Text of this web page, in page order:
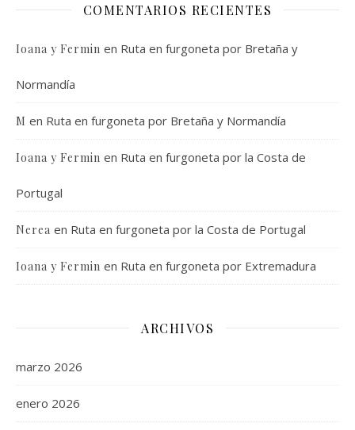
COMENTARIOS RECIENTES
Ioana y Fermin en Ruta en furgoneta por Bretaña y
Normandía
M en Ruta en furgoneta por Bretaña y Normandía
Ioana y Fermin en Ruta en furgoneta por la Costa de
Portugal
Nerea en Ruta en furgoneta por la Costa de Portugal
Ioana y Fermin en Ruta en furgoneta por Extremadura
ARCHIVOS
marzo 2026
enero 2026